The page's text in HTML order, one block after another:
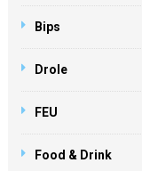
Bips
Drole
FEU
Food & Drink